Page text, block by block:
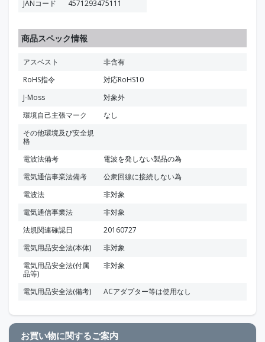
JANコード
4571293475111
商品スペック情報
アスベスト
非含有
RoHS指令
対応RoHS10
J-Moss
対象外
環境自己主張マーク
なし
その他環境及び安全規
格
電波法備考
電波を発しない製品の為
電気通信事業法備考
公衆回線に接続しない為
電波法
非対象
電気通信事業法
非対象
法規関連確認日
20160727
電気用品安全法(本体)
非対象
電気用品安全法(付属
品等)
非対象
電気用品安全法(備考) ACアダプター等は使用なし
お買い物に関するご案内